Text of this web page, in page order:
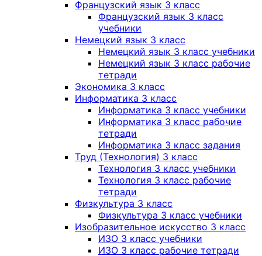
Французский язык 3 класс
Французский язык 3 класс
учебники
Немецкий язык 3 класс
Немецкий язык 3 класс учебники
Немецкий язык 3 класс рабочие
тетради
Экономика 3 класс
Информатика 3 класс
Информатика 3 класс учебники
Информатика 3 класс рабочие
тетради
Информатика 3 класс задания
Труд (Технология) 3 класс
Технология 3 класс учебники
Технология 3 класс рабочие
тетради
Физкультура 3 класс
Физкультура 3 класс учебники
Изобразительное искусство 3 класс
ИЗО 3 класс учебники
ИЗО 3 класс рабочие тетради